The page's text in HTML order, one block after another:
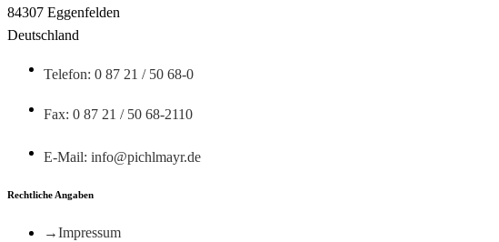
84307 Eggenfelden
Deutschland
Telefon: 0 87 21 / 50 68-0
Fax: 0 87 21 / 50 68-2110
E-Mail: info@pichlmayr.de
Rechtliche Angaben
Impressum